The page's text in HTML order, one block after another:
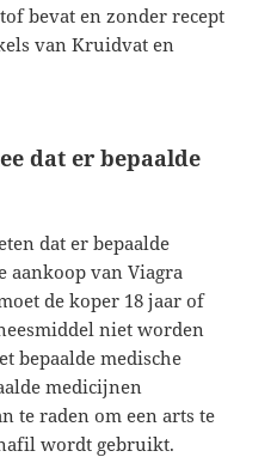
bevat en zonder recept
van Kruidvat en
dat er bepaalde
dat er bepaalde
van Viagra
de koper 18 jaar of
niet worden
bepaalde medische
medicijnen
te raden om een arts te
wordt gebruikt.